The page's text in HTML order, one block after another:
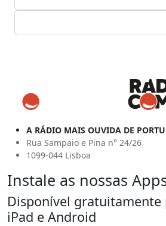
A RÁDIO MAIS OUVIDA DE
Rua Sampaio e Pina n° 24/26
1099-044 Lisboa
Instale as nossas
Disponível gratuitamente
iPad e Android